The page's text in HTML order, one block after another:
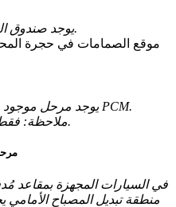
يوجد صندوق التوزيع الكهربائي في حجرة المحرك.
يوجد مرحل موجود على مجموعة دواسة الوقود لتأخير PCM.
ملاحظة: فقط في تطبيقات ناقل الحركة اليدوي.
في السيارات المجهزة بمقاعد
منطقة تبديل المصباح